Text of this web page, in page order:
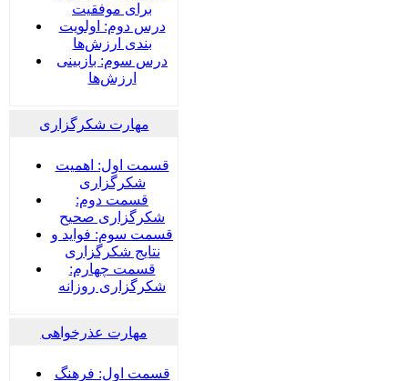
برای موفقیت
درس دوم: اولویت
بندی ارزش‌ها
درس سوم: بازبینی
ارزش‌ها
مهارت شکرگزاری
قسمت اول: اهمیت
شکرگزاری
قسمت دوم:
شکرگزاری صحیح
قسمت سوم: فواید و
نتایج شکرگزاری
قسمت چهارم:
شکرگزاری روزانه
مهارت عذرخواهی
قسمت اول: فرهنگ